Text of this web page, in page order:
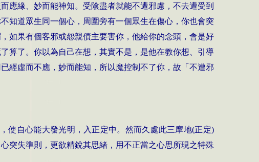
應緣、妙而能神知。受陰盡者就能不遭邪慮，不去遭受到
知道眾生同一個心，周圍旁有一個眾生在傷心，你也會突
如果有個客邪或怨親債主要害你，他給你的念頭，會是好
算了。你以為自己在想，其實不是，是他在教你想、引導
經虛而不應，妙而能知，所以魔控制不了你，故「不遭邪
使自心能大發光明，入正定中。然而久處此三摩地(正定)
突失準則，更欲精銳其思緒，用不正當之心思所現之特殊